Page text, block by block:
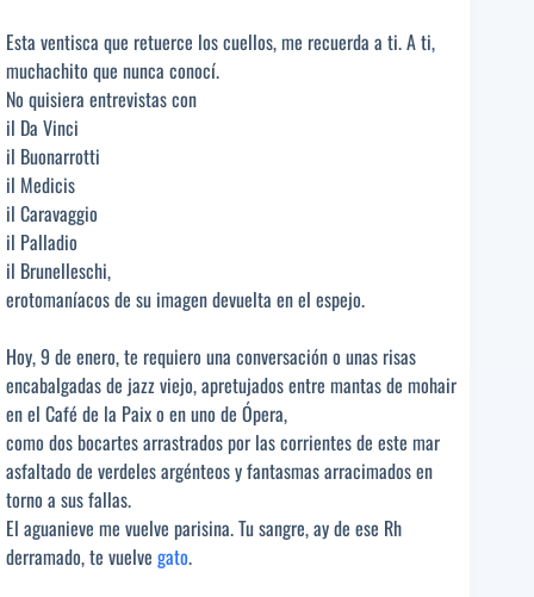
Esta ventisca que retuerce los cuellos, me recuerda a ti. A ti,
muchachito que nunca conocí.
No quisiera entrevistas con
il Da Vinci
il Buonarrotti
il Medicis
il Caravaggio
il Palladio
il Brunelleschi,
erotomaníacos de su imagen devuelta en el espejo.
Hoy, 9 de enero, te requiero una conversación o unas risas
encabalgadas de jazz viejo, apretujados entre mantas de mohair
en el Café de la Paix o en uno de Ópera,
como dos bocartes arrastrados por las corrientes de este mar
asfaltado de verdeles argénteos y fantasmas arracimados en
torno a sus fallas.
El aguanieve me vuelve parisina. Tu sangre, ay de ese Rh
derramado, te vuelve gato.